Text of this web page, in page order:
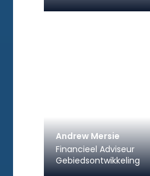
Andrew Mersie
Financieel Adviseur
Gebiedsontwikkeling